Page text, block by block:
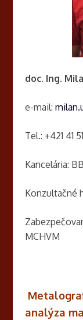
doc. Ing.
e-mail:
Tel.: +421 41
Kancelária:
Konzultačné
MCHVM
analýza